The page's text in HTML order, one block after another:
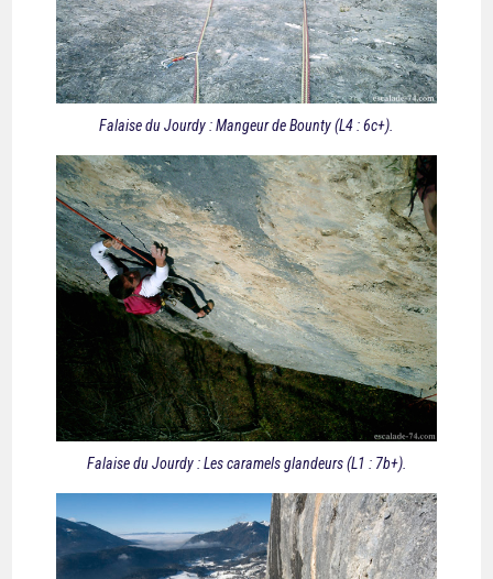
Falaise du Jourdy : Mangeur de Bounty (L4 : 6c+).
Falaise du Jourdy : Les caramels glandeurs (L1 : 7b+).